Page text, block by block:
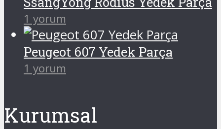
1 yorum
Peugeot 607 Yedek Parça
1 yorum
Kurumsal